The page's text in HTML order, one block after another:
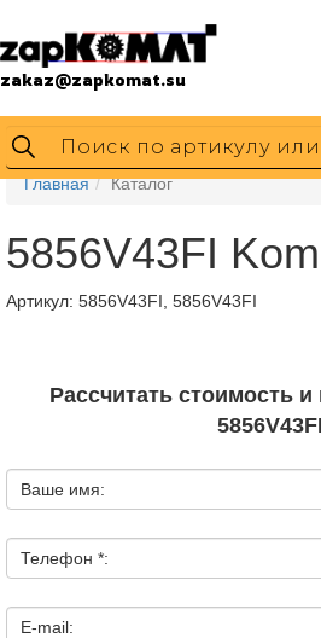
zakaz@zapkomat.su
Главная Каталог
5856V43FI
Артикул: 5856V43FI, 5856V43FI
Рассчитать стоимость
5856V43FI
Ваше имя:
Телефон *:
E-mail: